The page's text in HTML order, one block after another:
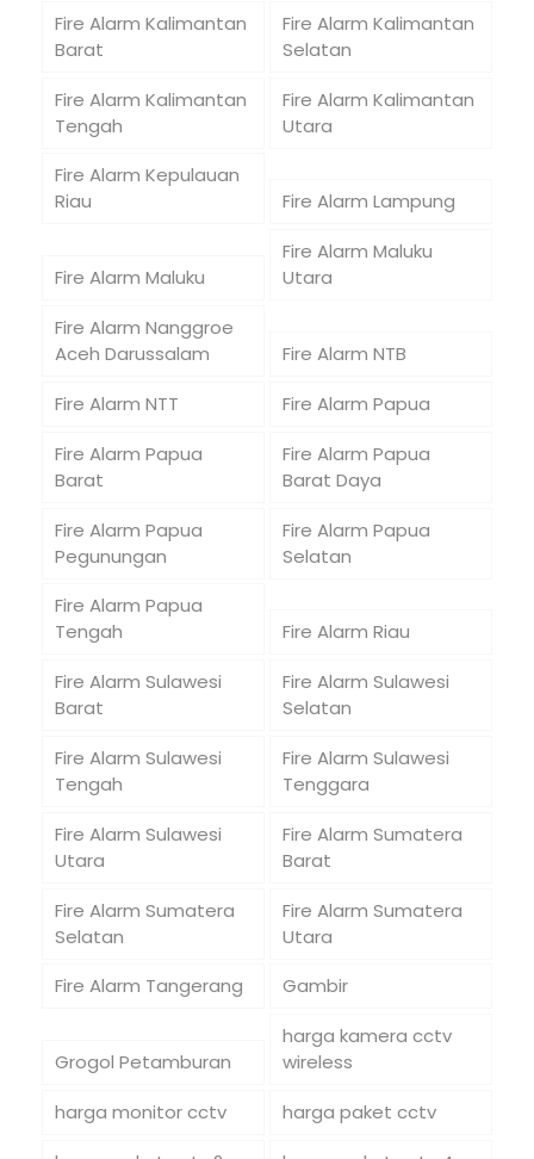
Fire Alarm Kalimantan
Barat
Fire Alarm Kalimantan
Selatan
Fire Alarm Kalimantan
Tengah
Fire Alarm Kalimantan
Utara
Fire Alarm Kepulauan
Riau
Fire Alarm Lampung
Fire Alarm Maluku
Fire Alarm Maluku
Utara
Fire Alarm Nanggroe
Aceh Darussalam
Fire Alarm NTB
Fire Alarm NTT
Fire Alarm Papua
Fire Alarm Papua
Barat
Fire Alarm Papua
Barat Daya
Fire Alarm Papua
Pegunungan
Fire Alarm Papua
Selatan
Fire Alarm Papua
Tengah
Fire Alarm Riau
Fire Alarm Sulawesi
Barat
Fire Alarm Sulawesi
Selatan
Fire Alarm Sulawesi
Tengah
Fire Alarm Sulawesi
Tenggara
Fire Alarm Sulawesi
Utara
Fire Alarm Sumatera
Barat
Fire Alarm Sumatera
Selatan
Fire Alarm Sumatera
Utara
Fire Alarm Tangerang
Gambir
Grogol Petamburan
harga kamera cctv
wireless
harga monitor cctv
harga paket cctv